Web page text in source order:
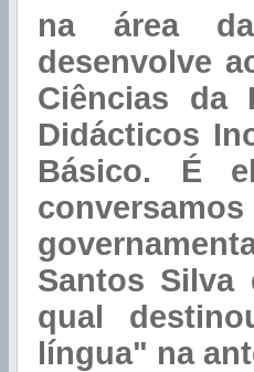
na área
desenvolve
Ciências da
Didácticos
Básico. É
Santos Silva
qual
língua" na